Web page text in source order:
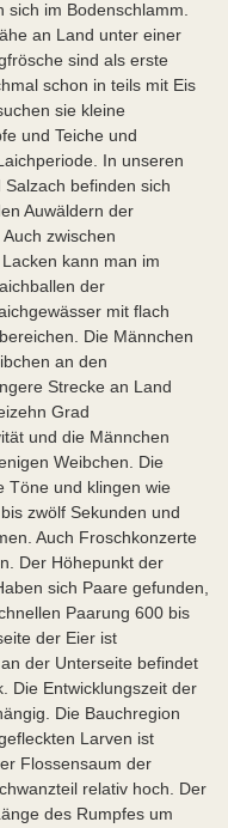
im Bodenschlamm.
an Land unter einer
sind als erste
schon in teils mit Eis
sie kleine
und Teiche und
In unseren
befinden sich
Auwäldern der
zwischen
kann man im
der
mit flach
Die Männchen
an den
Strecke an Land
Grad
und die Männchen
Weibchen. Die
Töne und klingen wie
zwölf Sekunden und
Auch Froschkonzerte
Der Höhepunkt der
sich Paare gefunden,
Paarung 600 bis
der Eier ist
der Unterseite befindet
Die Entwicklungszeit der
Die Bauchregion
Larven ist
Flossensaum der
relativ hoch. Der
des Rumpfes um